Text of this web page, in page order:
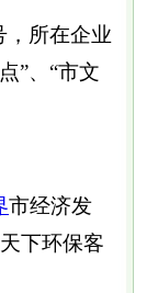
，所在企业
”、“市文
市经济发
下环保客